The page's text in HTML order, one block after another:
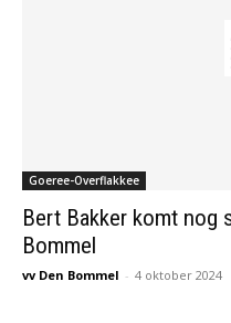
Goeree-Overflakkee
Bert Bakker komt nog
Bommel
vv Den Bommel - 4 oktober 2024